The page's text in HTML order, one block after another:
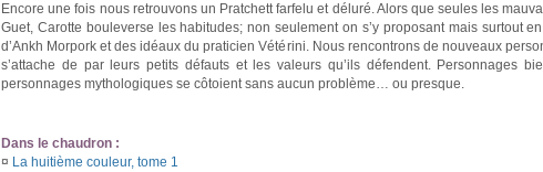
Encore une fois nous retrouvons un Pratchett farfelu et déluré. Alors que seules les
Guet, Carotte bouleverse les habitudes; non seulement on s’y proposant mais surtout
d’Ankh Morpork et des idéaux du praticien Vétérini. Nous rencontrons de nouveaux
s’attache de par leurs petits défauts et les valeurs qu’ils défendent. Personnages
personnages mythologiques se côtoient sans aucun problème… ou presque.
Dans le chaudron :
¤ La huitième couleur, tome 1